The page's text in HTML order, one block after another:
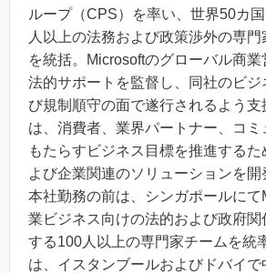
ループ（CPS）を率い、世界50カ
人以上の法務および政策渉外の専
を統括。Microsoftのグローバル商
法的サポートを監督し、同社のビジ
び規制順守の面で遂行されるよう
は、消費者、業界パートナー、コ
もたらすビジネス目標を推進する
よび企業関連のソリューションを開
本社勤務の前は、シンガポールにて
業ビジネス向けの法的および政府
する100人以上の専門家チームを統
は、イスタンブールおよびドバイで